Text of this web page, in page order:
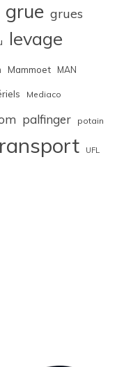
grue grues
levage
Mammoet MAN
Mediaco
palfinger potain
UFL